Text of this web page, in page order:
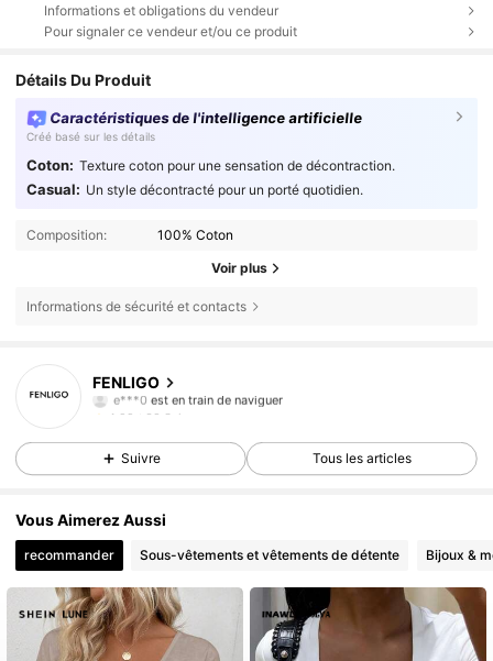
Informations et obligations du vendeur
Pour signaler ce vendeur et/ou ce produit
Détails Du Produit
Caractéristiques de l'intelligence artificielle
Créé basé sur les détails
Coton: Texture coton pour une sensation de décontraction.
Casual: Un style décontracté pour un porté quotidien.
Composition: 100% Coton
Voir plus
Informations de sécurité et contacts
FENLIGO
e***0est en train de naviguer
4,92
38 Suiveurs
4,92 38 Suiveurs
Suivre Tous les articles
Vous Aimerez Aussi
recommander Sous-vêtements et vêtements de détente Bijoux &